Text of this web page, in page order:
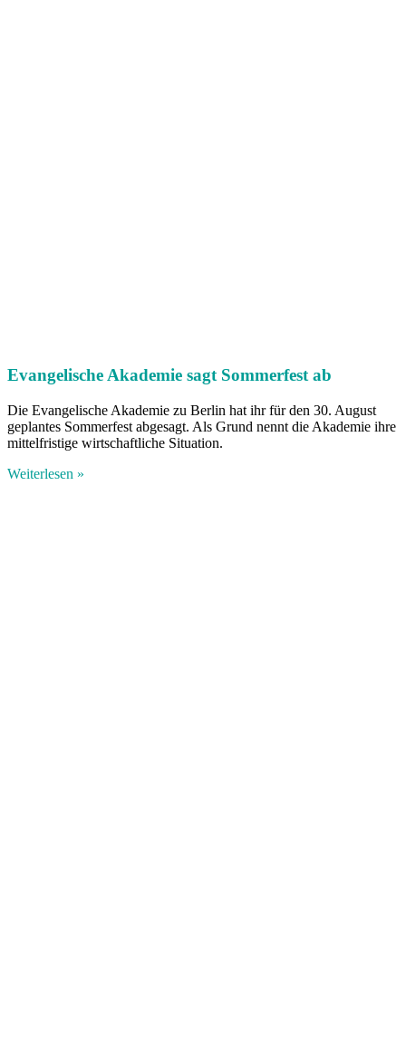
Evangelische Akademie sagt Sommerfest ab
Die Evangelische Akademie zu Berlin hat ihr für den 30. August
geplantes Sommerfest abgesagt. Als Grund nennt die Akademie ihre
mittelfristige wirtschaftliche Situation.
Weiterlesen »